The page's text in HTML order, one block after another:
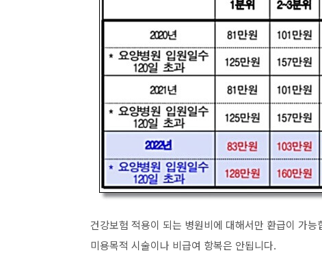
건강보험 적용이 되는 병원비에 대해서만 환급이 가능
미용목적 시술이나 비급여 항복은 안됩니다.